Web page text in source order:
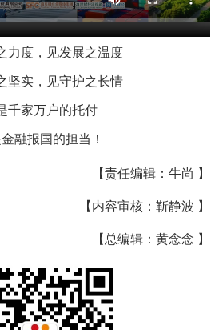
力度，见发展之温度
坚实，见守护之长情
千家万户的托付
融报国的担当！
【责任编辑：牛尚 】
【内容审核：靳静波 】
【总编辑：黄念念 】